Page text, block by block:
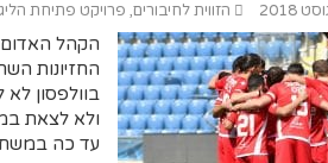
הזווית לחיבורים, פרויקט פתיחת
הקהל האדום
החזיונות
בוולפסון
ולא לצאת
עד כה